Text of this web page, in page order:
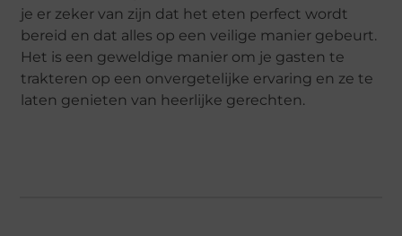
je er zeker van zijn dat het eten perfect wordt
bereid en dat alles op een veilige manier gebeurt.
Het is een geweldige manier om je gasten te
trakteren op een onvergetelijke ervaring en ze te
laten genieten van heerlijke gerechten.